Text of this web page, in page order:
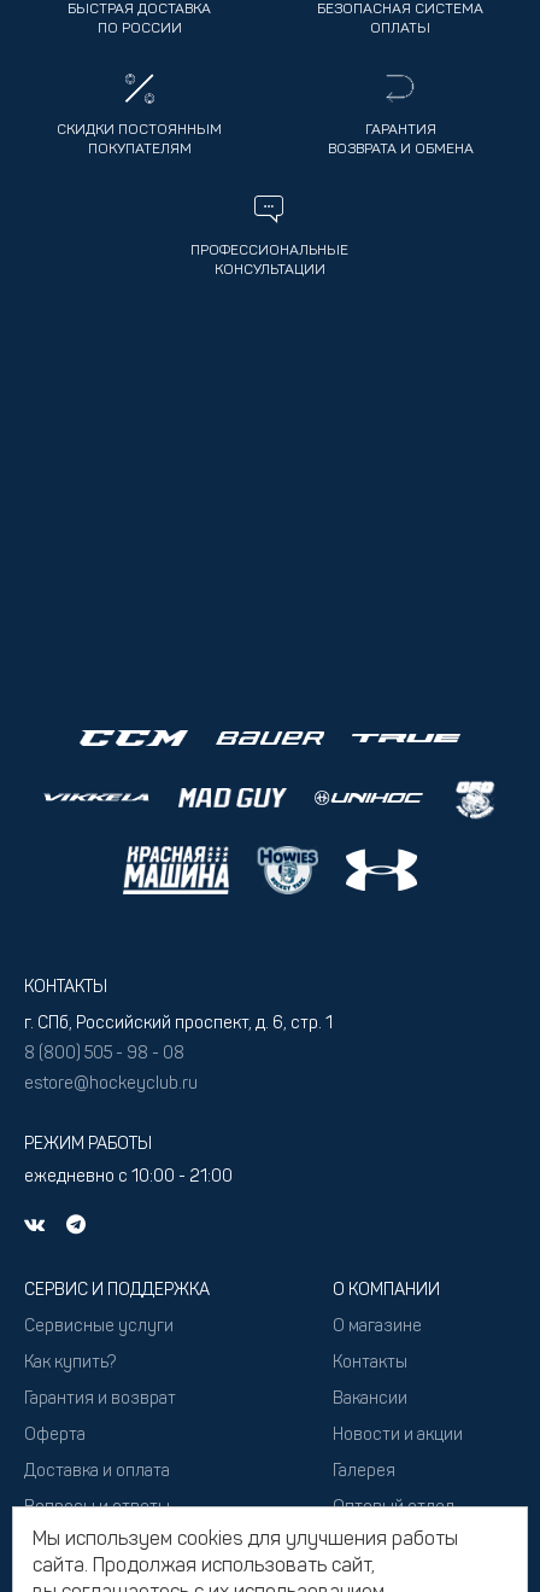
БЫСТРАЯ ДОСТАВКА
ПО РОССИИ
БЕЗОПАСНАЯ СИСТЕМА
ОПЛАТЫ
СКИДКИ ПОСТОЯННЫМ
ПОКУПАТЕЛЯМ
ГАРАНТИЯ
ВОЗВРАТА И ОБМЕНА
ПРОФЕССИОНАЛЬНЫЕ
КОНСУЛЬТАЦИИ
КОНТАКТЫ
г. СПб, Российский проспект, д. 6, стр. 1
8 (800) 505 - 98 - 08
estore@hockeyclub.ru
РЕЖИМ РАБОТЫ
ежедневно с 10:00 - 21:00
СЕРВИС И ПОДДЕРЖКА
Сервисные услуги
Как купить?
Гарантия и возврат
Оферта
Доставка и оплата
Вопросы и ответы
Подарочный сертификат
О КОМПАНИИ
О магазине
Контакты
Вакансии
Новости и акции
Галерея
Оптовый отдел
Мы используем cookies для улучшения работы
сайта. Продолжая использовать сайт,